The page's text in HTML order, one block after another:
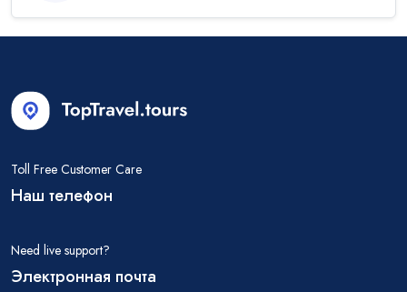
Toll Free Customer Care
Наш телефон
Need live support?
Электронная почта